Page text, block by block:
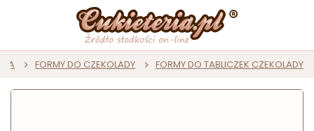
FORMY DO CZEKOLADY FORMY DO TABLICZEK CZEKOLADY